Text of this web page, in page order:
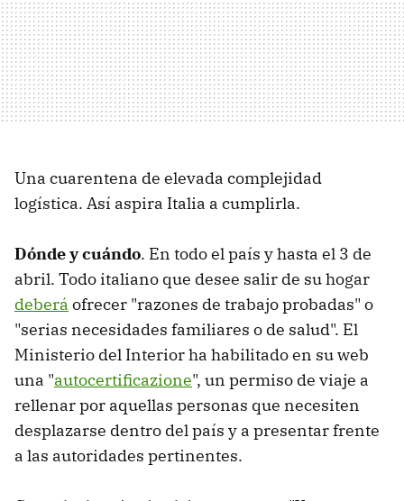
Una cuarentena de elevada complejidad
logística. Así aspira Italia a cumplirla.
Dónde y cuándo. En todo el país y hasta el 3 de
abril. Todo italiano que desee salir de su hogar
deberá ofrecer "razones de trabajo probadas" o
"serias necesidades familiares o de salud". El
Ministerio del Interior ha habilitado en su web
una "autocertificazione", un permiso de viaje a
rellenar por aquellas personas que necesiten
desplazarse dentro del país y a presentar frente
a las autoridades pertinentes.